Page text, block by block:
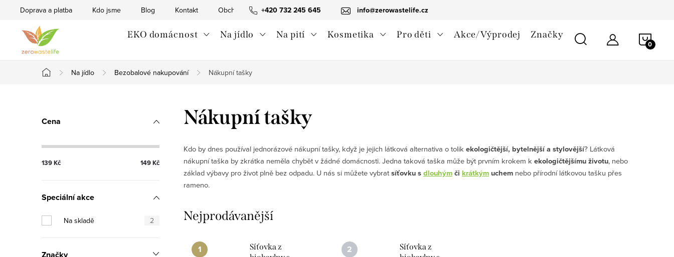
+420 732 245 645 info@zerowastelife.cz
Doprava a platba Kdo jsme Blog Kontakt Obchodní podmínky Ochrana osobních údajů Odstoupení od smlouvy
EKO domácnost Na jídlo Na pití Kosmetika Pro děti Akce/Výprodej Značky
Domů
Na jídlo Bezobalové nakupování Nákupní tašky
P
s
r
a
n
n
Cena
139Kč 149Kč
Speciální akce
Na skladě 2
Nákupní tašky
Kdo by dnes používal jednorázové nákupní tašky, když je jejich látková alternativa o tolik ekologičtější, bytelnější a stylovější? Látková
nákupní taška by zkrátka neměla chybět v žádné domácnosti. Jedna taková taška může být prvním krokem k ekologičtějšímu životu, nebo
základ výbavy pro život plně bez odpadu. U nás si můžete vybratsíťovku sdlouhýmči krátkým uchem nebo přírodní látkovou tašku přes
rameno.
Nejprodávanější
Síťovka z
Síťovka z